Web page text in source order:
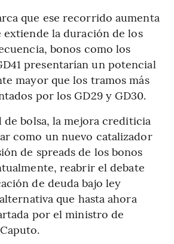
que ese recorrido aumenta
extiende la duración de los
bonos como los
presentarían un potencial
mayor que los tramos más
por los GD29 y GD30.
de bolsa, la mejora crediticia
como un nuevo catalizador
de spreads de los bonos
reabrir el debate
de deuda bajo ley
que hasta ahora
por el ministro de